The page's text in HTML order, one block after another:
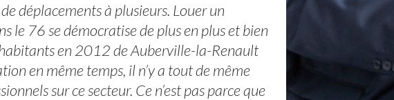
déplacements à plusieurs. Louer un
le 76 se démocratise de plus en plus et bien
en 2012 de Auberville-la-Renault
en même temps, il n’y a tout de même
sur ce secteur. Ce n’est pas parce que